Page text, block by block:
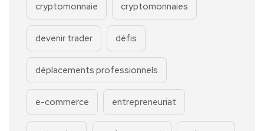
cryptomonnaie cryptomonnaies
devenir trader défis
déplacements professionnels
e-commerce entrepreneuriat